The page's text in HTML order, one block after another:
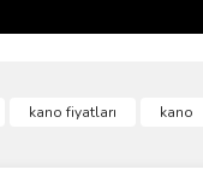
kano fiyatları kano